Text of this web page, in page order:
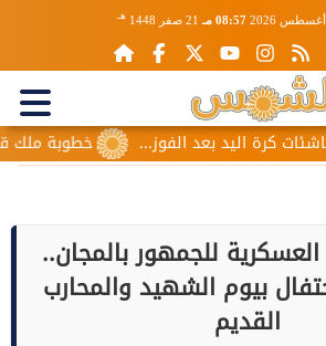
08:57 مـ 21 صفر 1448 هـ
خطوبة ملك قورة اليد بعد الفوز...
للجمهور بالمجان..
بيوم الشهيد والمحارب
القديم